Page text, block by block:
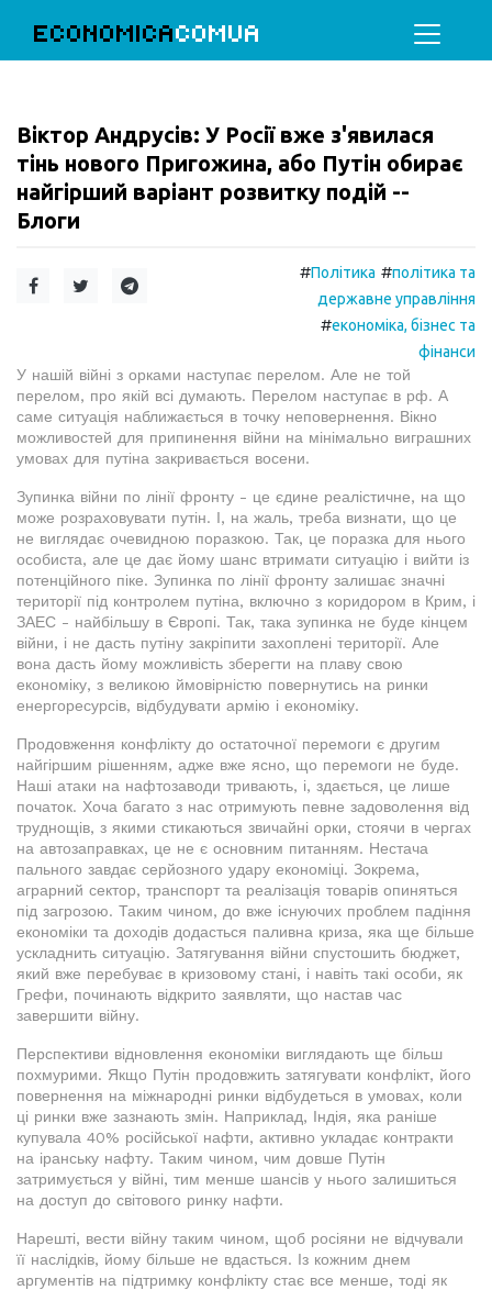
ECONOMICACOMUA
Віктор Андрусів: У Росії вже з'явилася
тінь нового Пригожина, або Путін обирає
найгірший варіант розвитку подій --
Блоги
#Політика #політика та
державне управління
#економіка, бізнес та
фінанси
У нашій війні з орками наступає перелом. Але не той
перелом, про якій всі думають. Перелом наступає в рф. А
саме ситуація наближається в точку неповернення. Вікно
можливостей для припинення війни на мінімально виграшних
умовах для путіна закривається восени.
Зупинка війни по лінії фронту - це єдине реалістичне, на що
може розраховувати путін. І, на жаль, треба визнати, що це
не виглядає очевидною поразкою. Так, це поразка для нього
особиста, але це дає йому шанс втримати ситуацію і вийти із
потенційного піке. Зупинка по лінії фронту залишає значні
території під контролем путіна, включно з коридором в Крим, і
ЗАЕС - найбільшу в Європі. Так, така зупинка не буде кінцем
війни, і не дасть путіну закріпити захоплені території. Але
вона дасть йому можливість зберегти на плаву свою
економіку, з великою ймовірністю повернутись на ринки
енергоресурсів, відбудувати армію і економіку.
Продовження конфлікту до остаточної перемоги є другим
найгіршим рішенням, адже вже ясно, що перемоги не буде.
Наші атаки на нафтозаводи тривають, і, здається, це лише
початок. Хоча багато з нас отримують певне задоволення від
труднощів, з якими стикаються звичайні орки, стоячи в чергах
на автозаправках, це не є основним питанням. Нестача
пального завдає серйозного удару економіці. Зокрема,
аграрний сектор, транспорт та реалізація товарів опиняться
під загрозою. Таким чином, до вже існуючих проблем падіння
економіки та доходів додасться паливна криза, яка ще більше
ускладнить ситуацію. Затягування війни спустошить бюджет,
який вже перебуває в кризовому стані, і навіть такі особи, як
Грефи, починають відкрито заявляти, що настав час
завершити війну.
Перспективи відновлення економіки виглядають ще більш
похмурими. Якщо Путін продовжить затягувати конфлікт, його
повернення на міжнародні ринки відбудеться в умовах, коли
ці ринки вже зазнають змін. Наприклад, Індія, яка раніше
купувала 40% російської нафти, активно укладає контракти
на іранську нафту. Таким чином, чим довше Путін
затримується у війні, тим менше шансів у нього залишиться
на доступ до світового ринку нафти.
Нарешті, вести війну таким чином, щоб росіяни не відчували
її наслідків, йому більше не вдасться. Із кожним днем
аргументів на підтримку конфлікту стає все менше, тоді як